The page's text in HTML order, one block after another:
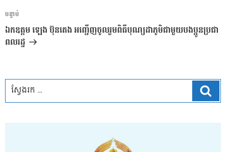
អត្ថបទ
បន្ទាប់
បន្ទាប់
ឯកឧត្តម ឡេង ប៊ុនតេង អញ្ជើញចូលរួមពិធីបុណ្យដាភូមិជាមួយបងប្អូនប្រជា
ពលរដ្ឋ